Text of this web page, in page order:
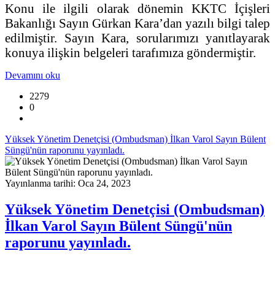
Konu ile ilgili olarak dönemin KKTC İçişleri
Bakanlığı Sayın Gürkan Kara’dan yazılı bilgi talep
edilmiştir. Sayın Kara, sorularımızı yanıtlayarak
konuya ilişkin belgeleri tarafımıza göndermiştir.
Devamını oku
2279
0
Yüksek Yönetim Denetçisi (Ombudsman) İlkan Varol Sayın Bülent
Süngü'nün raporunu yayınladı.
Yayınlanma tarihi: Oca 24, 2023
Yüksek Yönetim Denetçisi (Ombudsman)
İlkan Varol Sayın Bülent Süngü'nün
raporunu yayınladı.